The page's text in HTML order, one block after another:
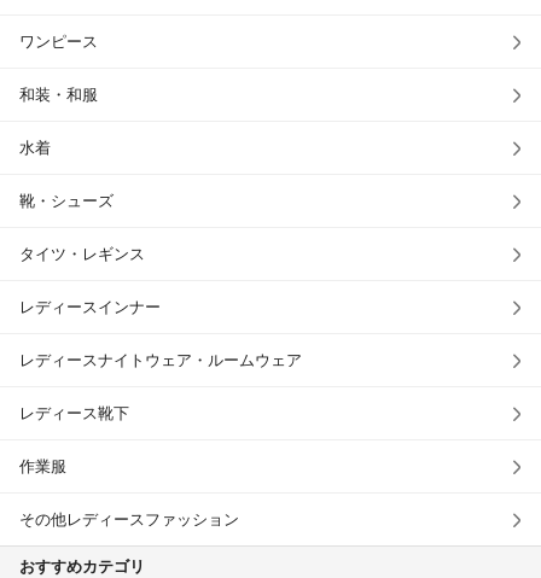
ワンピース
和装・和服
水着
靴・シューズ
タイツ・レギンス
レディースインナー
レディースナイトウェア・ルームウェア
レディース靴下
作業服
その他レディースファッション
おすすめカテゴリ